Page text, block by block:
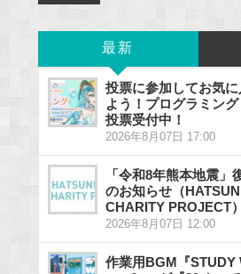
最新
投票に参加してお気
よう！プログラミン
投票受付中！
2026年8月07日 17:00
「令和8年熊本地震」
のお知らせ（
CHARITY PROJECT）
2026年8月07日 12:00
作業用BGM『STUDY